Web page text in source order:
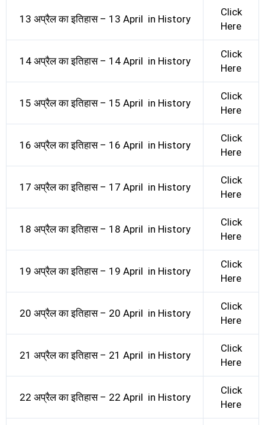
13 अप्रैल का इतिहास – 13 April in History
Click
Here
14 अप्रैल का इतिहास – 14 April in History
Click
Here
15 अप्रैल का इतिहास – 15 April in History
Click
Here
16 अप्रैल का इतिहास – 16 April in History
Click
Here
17 अप्रैल का इतिहास – 17 April in History
Click
Here
18 अप्रैल का इतिहास – 18 April in History
Click
Here
19 अप्रैल का इतिहास – 19 April in History
Click
Here
20 अप्रैल का इतिहास – 20 April in History
Click
Here
21 अप्रैल का इतिहास – 21 April in History
Click
Here
22 अप्रैल का इतिहास – 22 April in History
Click
Here